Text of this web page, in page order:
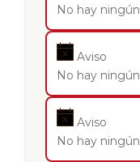
No hay
Aviso
No hay
Aviso
No hay